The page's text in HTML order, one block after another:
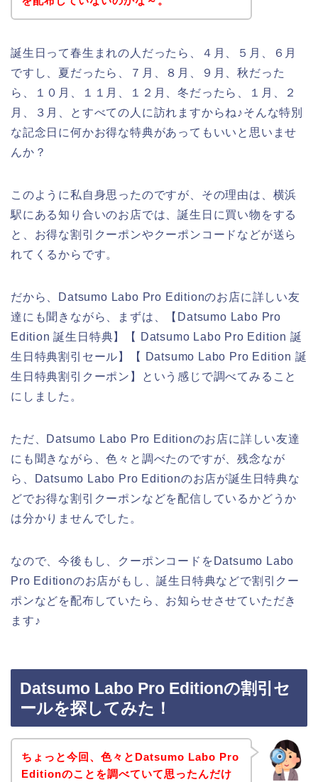
誕生日って春生まれの人だったら、４月、５月、６月
ですし、夏だったら、７月、８月、９月、秋だった
ら、１０月、１１月、１２月、冬だったら、１月、２
月、３月、とすべての人に訪れますからね♪そんな特別
な記念日に何かお得な特典があってもいいと思いませ
んか？
このように私自身思ったのですが、その理由は、横浜
駅にある知り合いのお店では、誕生日に買い物をする
と、お得な割引クーポンやクーポンコードなどが送ら
れてくるからです。
だから、Datsumo Labo Pro Editionのお店に詳しい友
達にも聞きながら、まずは、【Datsumo Labo Pro
Edition 誕生日特典】【 Datsumo Labo Pro Edition 誕
生日特典割引セール】【 Datsumo Labo Pro Edition 誕
生日特典割引クーポン】という感じで調べてみること
にしました。
ただ、Datsumo Labo Pro Editionのお店に詳しい友達
にも聞きながら、色々と調べたのですが、残念なが
ら、Datsumo Labo Pro Editionのお店が誕生日特典な
どでお得な割引クーポンなどを配信しているかどうか
は分かりませんでした。
なので、今後もし、クーポンコードをDatsumo Labo
Pro Editionのお店がもし、誕生日特典などで割引クー
ポンなどを配布していたら、お知らせさせていただき
ます♪
Datsumo Labo Pro Editionの割引セ
ールを探してみた！
ちょっと今回、色々とDatsumo Labo Pro
Editionのことを調べていて思ったんだけ